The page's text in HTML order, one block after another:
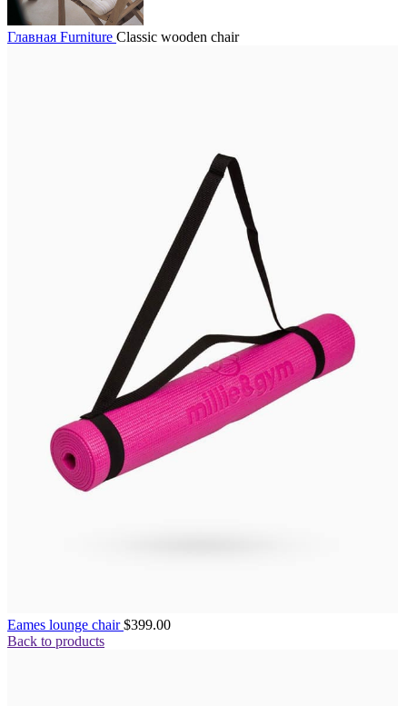
Главная Furniture Classic wooden chair
Eames lounge chair$399.00
Back to products